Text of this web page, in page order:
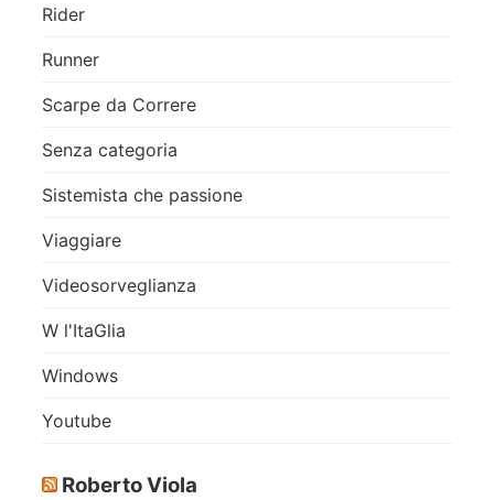
Rider
Runner
Scarpe da Correre
Senza categoria
Sistemista che passione
Viaggiare
Videosorveglianza
W l'ItaGlia
Windows
Youtube
Roberto Viola